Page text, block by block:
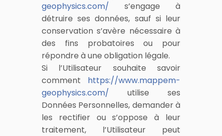
geophysics.com/ s’engage à
détruire ses données, sauf si leur
conservation s’avère nécessaire à
des fins probatoires ou pour
répondre à une obligation légale.
Si l’Utilisateur souhaite savoir
comment https://www.mappem-
geophysics.com/ utilise ses
Données Personnelles, demander à
les rectifier ou s’oppose à leur
traitement, l’Utilisateur peut